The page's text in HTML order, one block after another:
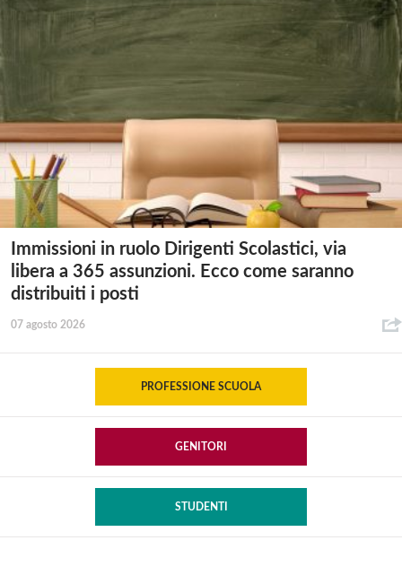
Immissioni in ruolo Dirigenti Scolastici, via
libera a 365 assunzioni. Ecco come saranno
distribuiti i posti
07 agosto 2026
PROFESSIONE SCUOLA
GENITORI
STUDENTI